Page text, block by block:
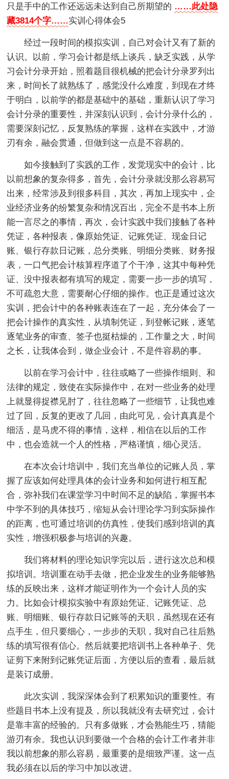
只是手中的工作还远远未达到自己所期望的 ……此处隐
藏3814个字……实训心得体会5
经过一段时间的模拟实训，自己对会计又有了新的
认识。以前，学习会计都是纸上谈兵，缺乏实践，从学
习会计分录开始，照着题目很机械的把会计分录罗列出
来，时间长了就熟练了，感觉没什么难度，到现在才终
于明白，以前学的都是基础中的基础，重新认识了学习
会计分录的重要性，并深刻认识到，会计分录什么的，
需要深刻记忆，反复熟练的掌握，这样在实践中，才游
刃有余，融会贯通，但做到这一点是不容易的。
如今接触到了实践的工作，发觉现实中的会计，比
以前想象的复杂得多，首先，会计分录就没那么容易写
出来，经常涉及到很多科目，其次，再加上现实中，企
业经济业务的纷繁复杂和情况百出，完全不是书本上所
能一言尽之的事情，再次，会计实践中我们接触了各种
凭证，各种报表，像原始凭证、记账凭证、现金日记
账、银行存款日记账，总分类账、明细分类账、财务报
表，一口气把会计核算程序道了个干净，这其中每种凭
证、没中报表都有填写的规定，需要一步一步的填写，
不可疏忽大意，需要耐心仔细的操作。也正是通过这次
实训，把会计中的各种账表连在了一起，充分体会了一
把会计操作的真实性，从填制凭证，到登帐记账，逐笔
逐笔业务的审查、签子也挺枯燥的，工作量之大，时间
之长，让我体会到，做企业会计，不是件容易的事。
以前在学习会计中，往往或略了一些操作细则、和
法律的规定，致使在实际操作中，在对一些业务的处理
上就显得捉襟见肘了，往往忽略了一些细节，让我也难
过了回，反复的更改了几回，由此可见，会计真真是个
细活，是马虎不得的事情，这样，相信在以后的工作
中，也会造就一个人的性格，严格谨慎，细心灵活。
在本次会计培训中，我们充当单位的记账人员，掌
握了应该如何处理具体的会计业务和如何进行相互配
合，弥补我们在课堂学习中时间不足的缺陷，掌握书本
中学不到的具体技巧，缩短从会计理论学习到实际操作
的距离，也可通过培训的仿真性，使我们感到培训的真
实性，增强积极参与培训的兴趣。
我们将材料的理论知识学完以后，进行这次总和模
拟培训。培训重在动手去做，把企业发生的业务能够熟
练的反映出来，这样才能证明作为一个会计人员的实
力。比如会计模拟实验中有原始凭证、记账凭证、总
账、明细账、银行存款日记账等的天职，虽然现在还有
点手生，但只要细心，一步步的天职，我对自己往后熟
练的填写很有信心。然后就要把培训书上各种单子、凭
证剪下来附到记账凭证后面，方便以后的查看，最后就
是装订成册。
此次实训，我深深体会到了积累知识的重要性。有
些题目书本上没有提及，所以我就没有去研究过，会计
是靠丰富的经验的。只有多做账，才会熟能生巧，猜能
游刃有余。我也认识到要做一个合格的会计工作者并非
我以前想象的那么容易，最重要的是细致严谨。这一点
我必须在以后的学习中加以改进。